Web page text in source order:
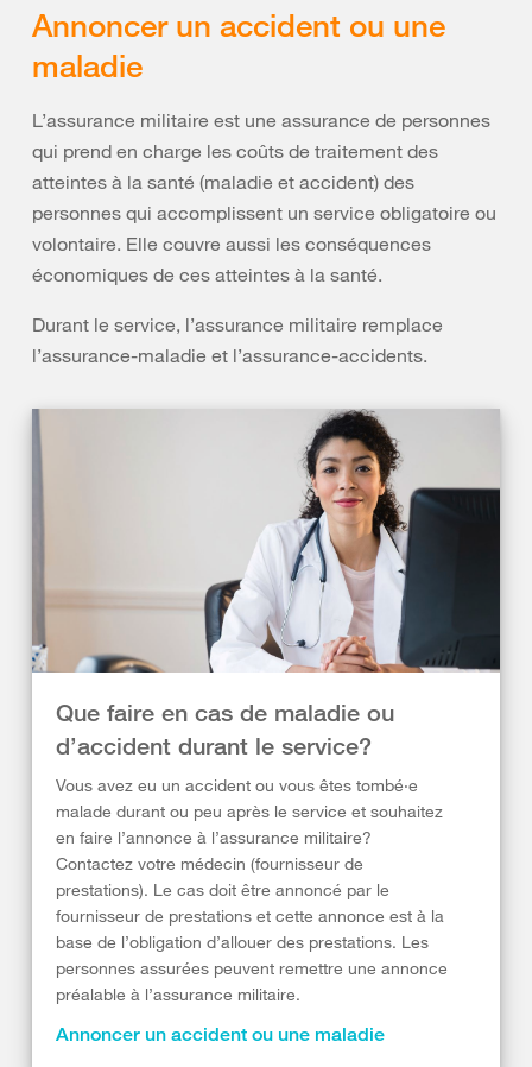
Annoncer un accident ou une
maladie
L’assurance militaire est une assurance de personnes
qui prend en charge les coûts de traitement des
atteintes à la santé (maladie et accident) des
personnes qui accomplissent un service obligatoire ou
volontaire. Elle couvre aussi les conséquences
économiques de ces atteintes à la santé.
Durant le service, l’assurance militaire remplace
l’assurance-maladie et l’assurance-accidents.
Que faire en cas de maladie ou
d’accident durant le service?
Vous avez eu un accident ou vous êtes tombé·e
malade durant ou peu après le service et souhaitez
en faire l’annonce à l’assurance militaire?
Contactez votre médecin (fournisseur de
prestations). Le cas doit être annoncé par le
fournisseur de prestations et cette annonce est à la
base de l’obligation d’allouer des prestations. Les
personnes assurées peuvent remettre une annonce
préalable à l’assurance militaire.
Annoncer un accident ou une maladie